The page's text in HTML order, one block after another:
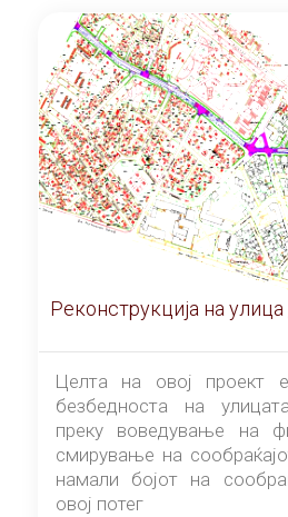
Реконструкција на
Целта на овој проект
безбедноста на
преку воведување на
смирување на
намали бојот на
овој потег